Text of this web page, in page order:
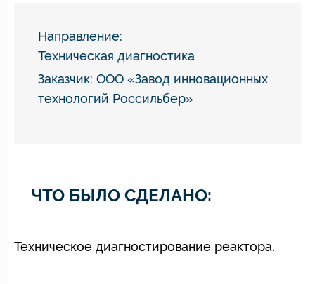
Направление:
Техническая диагностика
Заказчик: ООО «Завод инновационных
технологий Россильбер»
ЧТО БЫЛО СДЕЛАНО:
Техническое диагностирование реактора.